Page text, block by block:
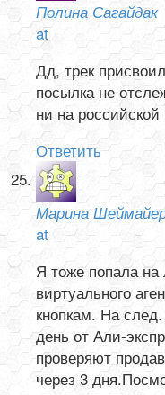
Полина Сагайдак
at
Дд, трек
посылка не
ни на
Ответить
Марина
at
Я тоже попала на
виртуального
кнопкам. На след.
день от Али-
проверяют
через 3